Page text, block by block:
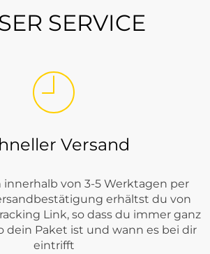
SERVICE
Versand
innerhalb von 3-5 Werktagen per
erhältst du von
Link, so dass du immer ganz
dein Paket ist und wann es bei dir
eintrifft